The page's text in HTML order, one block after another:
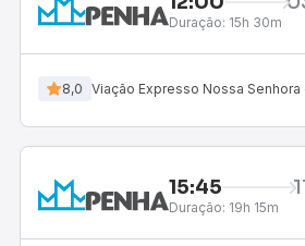
Duração: 15h 30m
8,0 Viação Expresso Nossa Senhora
15:45
Duração: 19h 15m